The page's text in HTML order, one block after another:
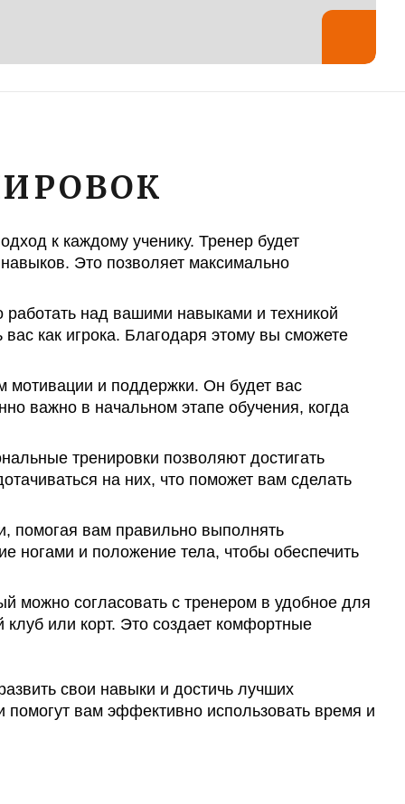
к каждому ученику. Тренер будет
Это позволяет максимально
над вашими навыками и техникой
как игрока. Благодаря этому вы сможете
мотивации и поддержки. Он будет вас
важно в начальном этапе обучения, когда
тренировки позволяют достигать
на них, что поможет вам сделать
помогая вам правильно выполнять
ногами и положение тела, чтобы обеспечить
можно согласовать с тренером в удобное для
или корт. Это создает комфортные
свои навыки и достичь лучших
помогут вам эффективно использовать время и